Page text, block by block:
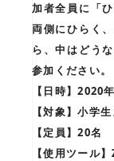
加者全員に「
両側にひらく
ら、中はどう
参加ください。
【日時】2020
【対象】小学
【定員】20名
【使用ツール